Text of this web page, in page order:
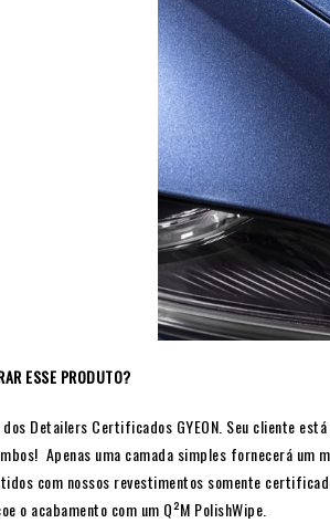
ESSE PRODUTO?
Detailers Certificados GYEON. Seu cliente
Apenas uma camada simples fornecerá um
com nossos revestimentos somente
o acabamento com um Q²M PolishWipe.